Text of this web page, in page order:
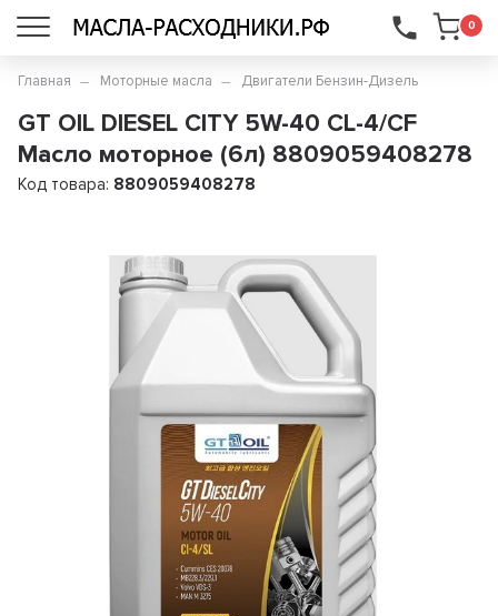
0
...
Главная Моторные масла Двигатели Бензин-Дизель
GT OIL DIESEL CITY 5W-40 CL-4/CF
Масло моторное (6л) 8809059408278
Код товара: 8809059408278